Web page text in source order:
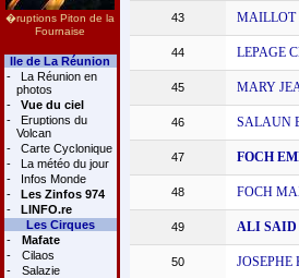
�ruptions Piton de la
Fournaise
Ile de La Réunion
-
La Réunion en
photos
-
Vue du ciel
-
Eruptions du
Volcan
-
Carte Cyclonique
-
La météo du jour
-
Infos Monde
-
Les Zinfos 974
-
LINFO.re
Les Cirques
-
Mafate
-
Cilaos
-
Salazie
43 MAILLOT
44 LEPAGE
45 MARY
46 SALAUN
47 FOCH
48 FOCH
49 ALI
50 JOSEPHE